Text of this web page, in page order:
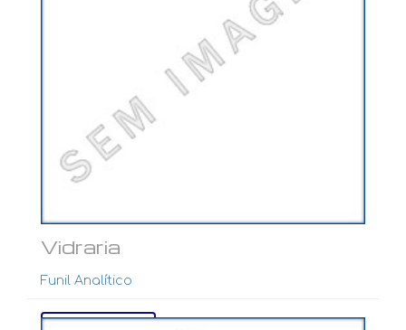
Vidraria
Funil Analítico
Ver mais...